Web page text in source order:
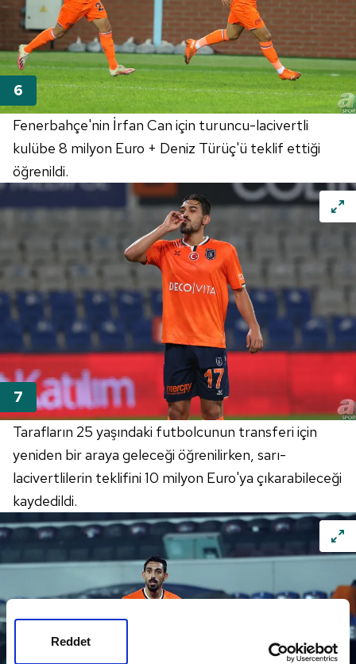
Reddet
Fenerbahçe'nin İrfan Can için turuncu-lacivertli
kulübe 8 milyon Euro + Deniz Türüç'ü teklif ettiği
öğrenildi.
Tarafların 25 yaşındaki futbolcunun transferi için
yeniden bir araya geleceği öğrenilirken, sarı-
lacivertlilerin teklifini 10 milyon Euro'ya çıkarabileceği
kaydedildi.